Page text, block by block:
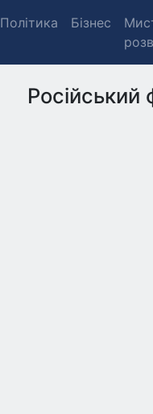
Політика Бізнес